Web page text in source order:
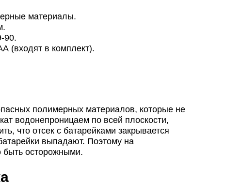
материалы.
90.
(входят в комплект).
полимерных материалов, которые не
водонепроницаем по всей плоскости,
что отсек с батарейками закрывается
выпадают. Поэтому на
быть осторожными.